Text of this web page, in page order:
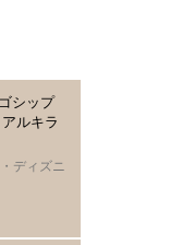
シップ
ルキラ
ディズニ